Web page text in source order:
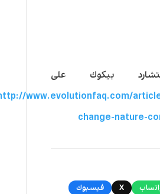
بيكوك على
www.evolutionfaq.com/
change-nature-
X
فيسبوك